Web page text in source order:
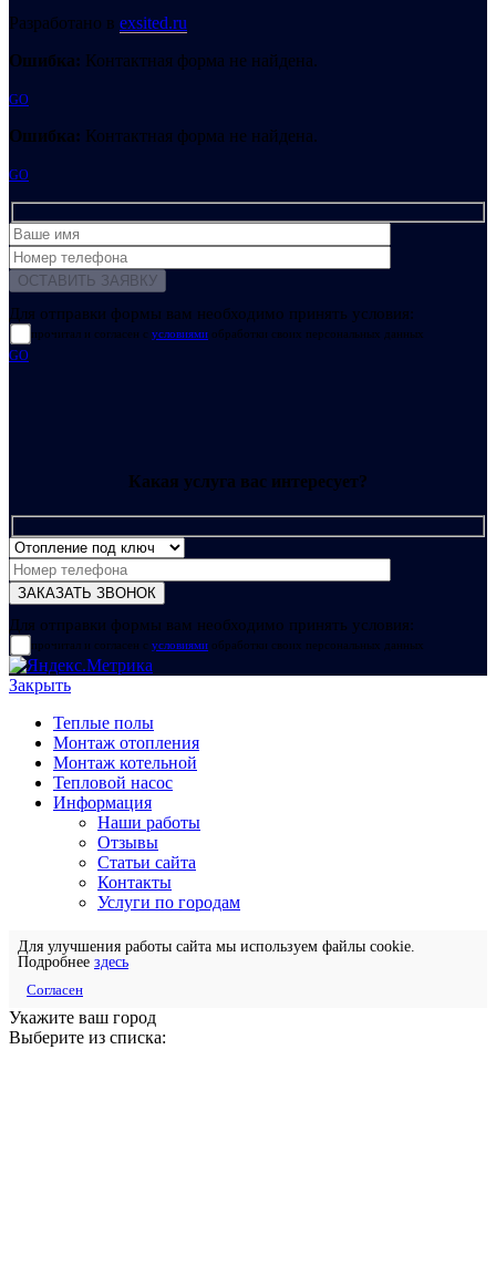
Разработано в exsited.ru
Ошибка: Контактная форма не найдена.
GO
Ошибка: Контактная форма не найдена.
GO
Для отправки формы вам необходимо принять условия:
прочитал и согласен с условиями обработки своих персональных данных
GO
Какая услуга вас интересует?
Для отправки формы вам необходимо принять условия:
прочитал и согласен с условиями обработки своих персональных данных
Закрыть
Теплые полы
Монтаж отопления
Монтаж котельной
Тепловой насос
Информация
Наши работы
Отзывы
Статьи сайта
Контакты
Услуги по городам
Для улучшения работы сайта мы используем файлы cookie.
Подробнее здесь
Согласен
Укажите ваш город
Выберите из списка: